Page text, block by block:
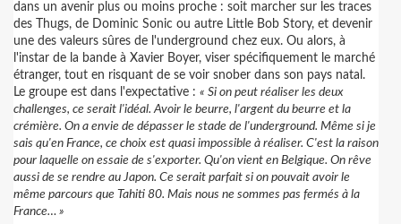
dans un avenir plus ou moins proche : soit marcher sur les traces
des Thugs, de Dominic Sonic ou autre Little Bob Story, et devenir
une des valeurs sûres de l'underground chez eux. Ou alors, à
l'instar de la bande à Xavier Boyer, viser spécifiquement le marché
étranger, tout en risquant de se voir snober dans son pays natal.
Le groupe est dans l'expectative : « Si on peut réaliser les deux
challenges, ce serait l'idéal. Avoir le beurre, l'argent du beurre et la
crémière. On a envie de dépasser le stade de l'underground. Même si je
sais qu'en France, ce choix est quasi impossible à réaliser. C'est la raison
pour laquelle on essaie de s'exporter. Qu'on vient en Belgique. On rêve
aussi de se rendre au Japon. Ce serait parfait si on pouvait avoir le
même parcours que Tahiti 80. Mais nous ne sommes pas fermés à la
France… »